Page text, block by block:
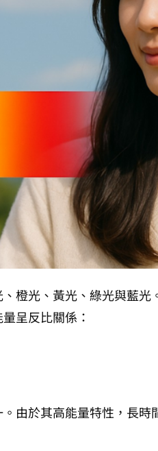
橙光、黃光、綠光與藍
呈反比關係：
由於其高能量特性，長